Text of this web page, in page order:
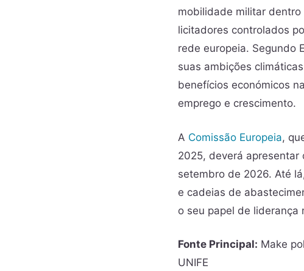
mobilidade militar
licitadores controlados
rede europeia. Segundo
suas ambições
benefícios económicos
emprego e crescimento.
A Comissão Europeia,
2025, deverá
setembro de 2026. Até
e cadeias de
o seu papel de
Fonte Principal: Make
UNIFE